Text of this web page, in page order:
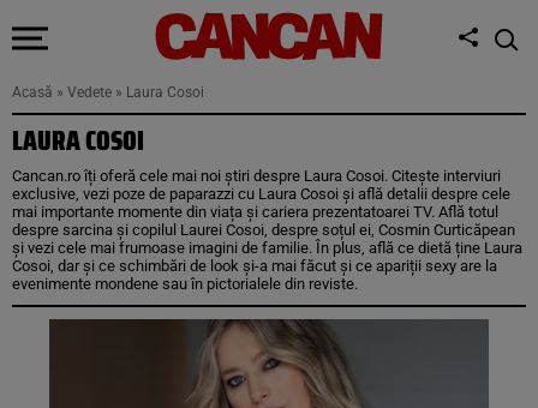
Acasă » Vedete » Laura Cosoi
LAURA COSOI
Cancan.ro îți oferă cele mai noi știri despre Laura Cosoi. Citește interviuri
exclusive, vezi poze de paparazzi cu Laura Cosoi și află detalii despre cele
mai importante momente din viața și cariera prezentatoarei TV. Află totul
despre sarcina și copilul Laurei Cosoi, despre soțul ei, Cosmin Curticăpean
și vezi cele mai frumoase imagini de familie. În plus, află ce dietă ține Laura
Cosoi, dar și ce schimbări de look și-a mai făcut și ce apariții sexy are la
evenimente mondene sau în pictorialele din reviste.